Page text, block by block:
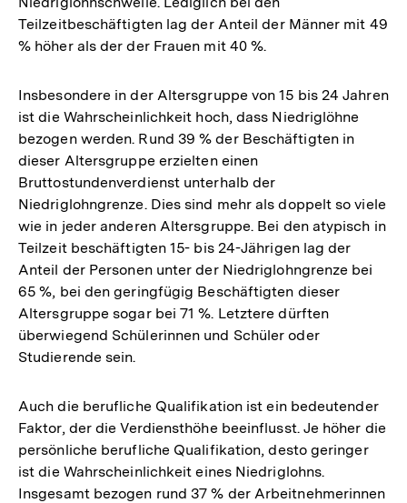
Teilzeitbeschäftigten lag der Anteil der Männer mit 49
% höher als der der Frauen mit 40 %.
Insbesondere in der Altersgruppe von 15 bis 24 Jahren
ist die Wahrscheinlichkeit hoch, dass Niedriglöhne
bezogen werden. Rund 39 % der Beschäftigten in
dieser Altersgruppe erzielten einen
Bruttostundenverdienst unterhalb der
Niedriglohngrenze. Dies sind mehr als doppelt so viele
wie in jeder anderen Altersgruppe. Bei den atypisch in
Teilzeit beschäftigten 15- bis 24-Jährigen lag der
Anteil der Personen unter der Niedriglohngrenze bei
65 %, bei den geringfügig Beschäftigten dieser
Altersgruppe sogar bei 71 %. Letztere dürften
überwiegend Schülerinnen und Schüler oder
Studierende sein.
Auch die berufliche Qualifikation ist ein bedeutender
Faktor, der die Verdiensthöhe beeinflusst. Je höher die
persönliche berufliche Qualifikation, desto geringer
ist die Wahrscheinlichkeit eines Niedriglohns.
Insgesamt bezogen rund 37 % der Arbeitnehmerinnen